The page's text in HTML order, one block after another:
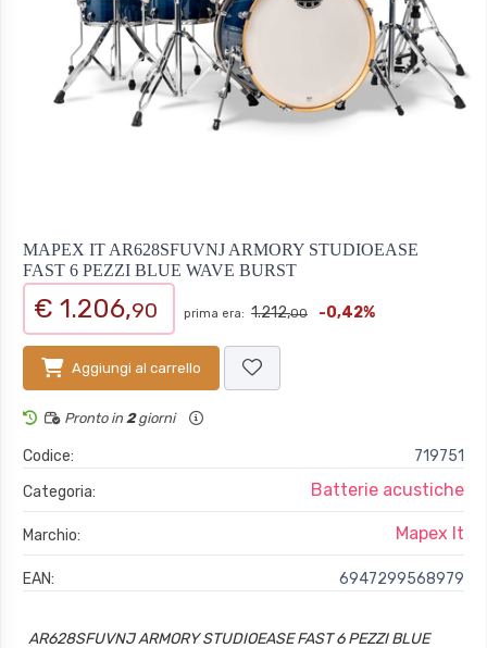
MAPEX IT AR628SFUVNJ ARMORY STUDIOEASE
FAST 6 PEZZI BLUE WAVE BURST
€ 1.206,90 prima era: 1.212,00 -0,42%
Aggiungi al carrello
Pronto in 2giorni
Codice:
719751
Categoria:
Batterie acustiche
Marchio: Mapex It
EAN: 6947299568979
AR628SFUVNJ ARMORY STUDIOEASE FAST 6 PEZZI BLUE